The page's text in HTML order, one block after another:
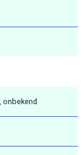
onbekend